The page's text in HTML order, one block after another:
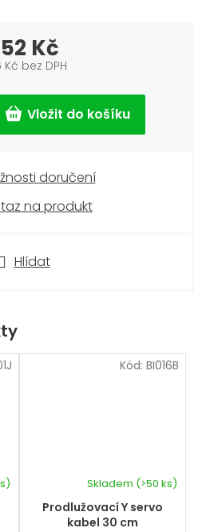
Hlídat
Kč
bez DPH
cena:
doručení
na produkt
Prodlužovací Y servo
kabel 30 cm
Skladem (>50 ks)
Kód: BI016B